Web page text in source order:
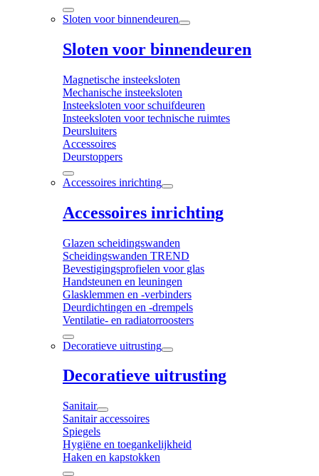
Sloten voor binnendeuren
Sloten voor binnendeuren
Magnetische insteeksloten
Mechanische insteeksloten
Insteeksloten voor schuifdeuren
Insteeksloten voor technische ruimtes
Deursluiters
Accessoires
Deurstoppers
Accessoires inrichting
Accessoires inrichting
Glazen scheidingswanden
Scheidingswanden TREND
Bevestigingsprofielen voor glas
Handsteunen en leuningen
Glasklemmen en -verbinders
Deurdichtingen en -drempels
Ventilatie- en radiatorroosters
Decoratieve uitrusting
Decoratieve uitrusting
Sanitair
Sanitair accessoires
Spiegels
Hygiëne en toegankelijkheid
Haken en kapstokken